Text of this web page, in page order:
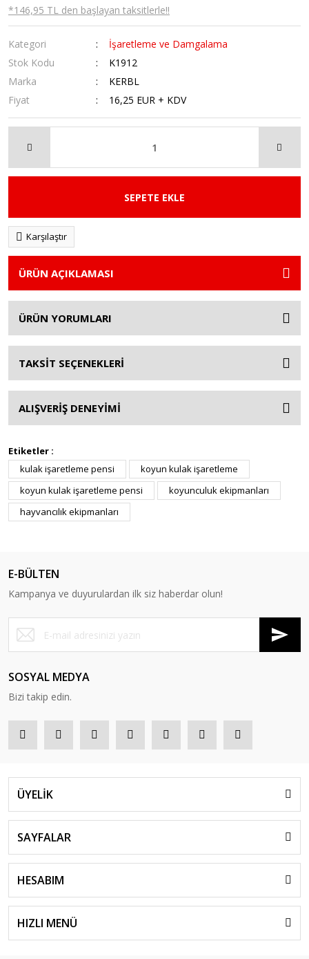
*146,95 TL den başlayan taksitlerle!!
Kategori
İşaretleme ve Damgalama
Stok Kodu
K1912
Marka
KERBL
Fiyat
16,25 EUR + KDV
SEPETE EKLE
Karşılaştır
ÜRÜN AÇIKLAMASI
ÜRÜN YORUMLARI
TAKSİT SEÇENEKLERİ
ALIŞVERİŞ DENEYİMİ
Etiketler :
kulak işaretleme pensi
koyun kulak işaretleme
koyun kulak işaretleme pensi
koyunculuk ekipmanları
hayvancılık ekipmanları
E-BÜLTEN
Kampanya ve duyurulardan ilk siz haberdar olun!
SOSYAL MEDYA
Bizi takip edin.
ÜYELİK
SAYFALAR
HESABIM
HIZLI MENÜ